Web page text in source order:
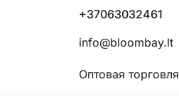
+37063032461
info@bloombay.lt
Оптовая торговля